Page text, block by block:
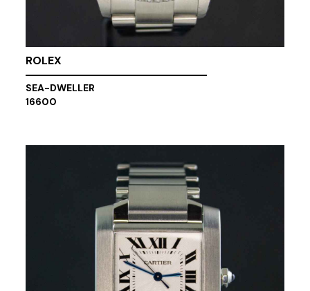
ROLEX
SEA-DWELLER
16600